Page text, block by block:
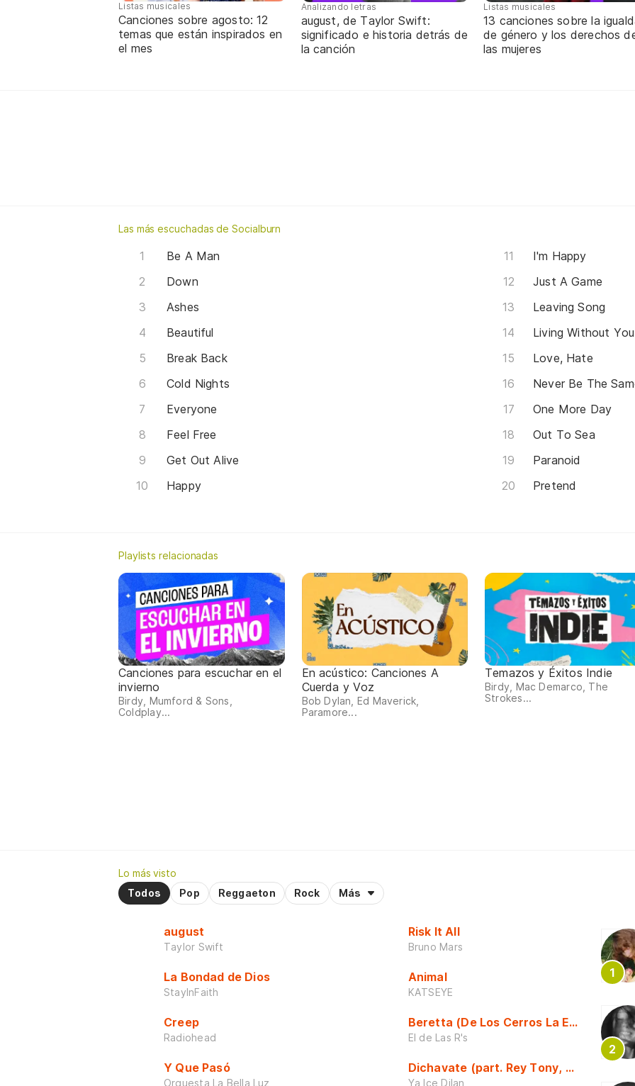
Listas musicales
Canciones sobre agosto: 12
temas que están inspirados en
el mes
Analizando letras
august, de Taylor Swift:
significado e historia detrás de
la canción
Listas musicales
13 canciones sobre la
de género y los derechos
las mujeres
Las más escuchadas de Socialburn
Be A Man
Down
Ashes
Beautiful
Break Back
Cold Nights
Everyone
Feel Free
Get Out Alive
Happy
I'm Happy
Just A Game
Leaving Song
Living Without You
Love, Hate
Never Be The
One More Day
Out To Sea
Paranoid
Pretend
Playlists relacionadas
Canciones para escuchar en el
invierno
Birdy, Mumford & Sons,
Coldplay...
En acústico: Canciones A
Cuerda y Voz
Bob Dylan, Ed Maverick,
Paramore...
Temazos y Éxitos Indie
Birdy, Mac Demarco, The
Strokes...
Lo más visto
Todos
Pop Reggaeton Rock Más
august
Taylor Swift
La Bondad de Dios
StayInFaith
Creep
Radiohead
Y Que Pasó
Orquesta La Bella Luz
Risk It All
Bruno Mars
Animal
KATSEYE
Beretta (De Los Cerros La Escuela)
El de Las R's
Dichavate (part. Rey Tony, Dj Honda
Ya Ice Dilan